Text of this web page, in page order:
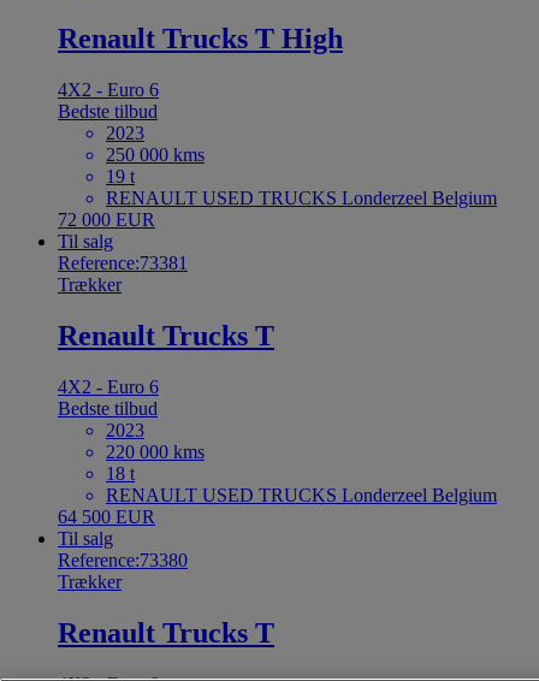
Renault Trucks T High
4X2 - Euro 6
Bedste tilbud
2023
250 000 kms
19 t
RENAULT USED TRUCKS Londerzeel Belgium
72 000 EUR
Til salg
Reference:73381
Trækker
Renault Trucks T
4X2 - Euro 6
Bedste tilbud
2023
220 000 kms
18 t
RENAULT USED TRUCKS Londerzeel Belgium
64 500 EUR
Til salg
Reference:73380
Trækker
Renault Trucks T